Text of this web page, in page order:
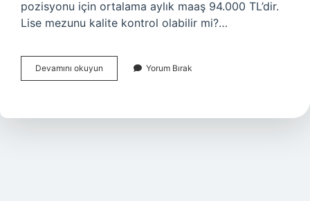
pozisyonu için ortalama aylık maaş 94.000 TL’dir.
Lise mezunu kalite kontrol olabilir mi?…
Devamını okuyun
Kontrolü
Yorum Bırak